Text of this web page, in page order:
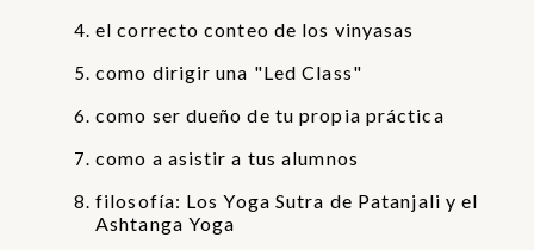
el correcto conteo de los vinyasas
como dirigir una "Led Class"
como ser dueño de tu propia práctica
como a asistir a tus alumnos
filosofía: Los Yoga Sutra de Patanjali y el
Ashtanga Yoga